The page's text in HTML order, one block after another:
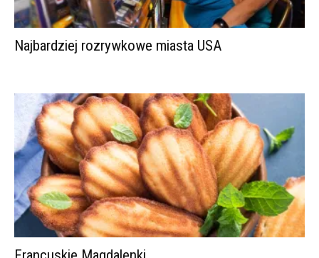
Najbardziej rozrywkowe miasta USA